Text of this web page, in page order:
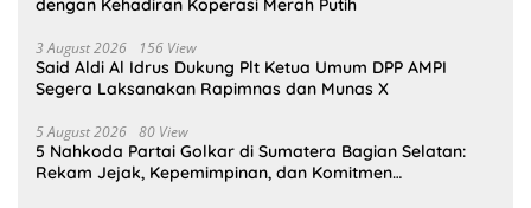
dengan Kehadiran Koperasi Merah Putih
3 August 2026 156 View
Said Aldi Al Idrus Dukung Plt Ketua Umum DPP AMPI
Segera Laksanakan Rapimnas dan Munas X
5 August 2026 80 View
5 Nahkoda Partai Golkar di Sumatera Bagian Selatan:
Rekam Jejak, Kepemimpinan, dan Komitmen